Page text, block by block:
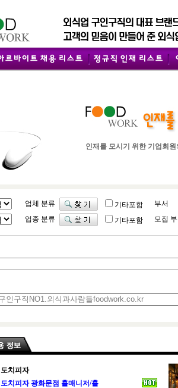
인재를 모시기 위한 기업회
업체 분류 기타포함
부서
업종 분류
기타포함 모집
도치피자
도치피자 광화문점 홀매니저/홀